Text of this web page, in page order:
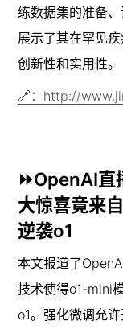
练数据集的准备、
展示了其在罕见
创新性和实用性。
🔗：http://
⏩OpenAI
大惊喜竟来
逆袭o1
本文报道了
技术使得o1-mini
o1。强化微调允